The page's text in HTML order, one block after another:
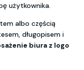
użytkownika.
albo częścią
długopisem i
biura z logo